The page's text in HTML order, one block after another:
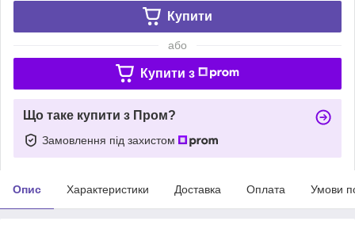
Купити
або
Купити з
Що таке купити з Пром?
Замовлення під захистом
Опис Характеристики Доставка Оплата Умови